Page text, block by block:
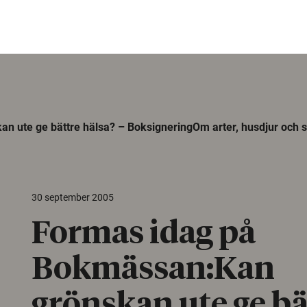
ute ge bättre hälsa? – BoksigneringOm arter, husdjur och
30 september 2005
Formas idag på
Bokmässan:Kan